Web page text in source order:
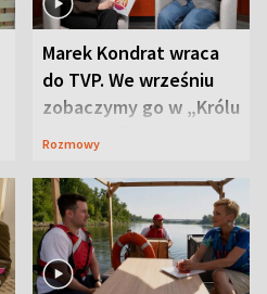
Marek Kondrat wraca
do TVP. We wrześniu
zobaczymy go w „Królu
Maciusiu I”
Rozmowy